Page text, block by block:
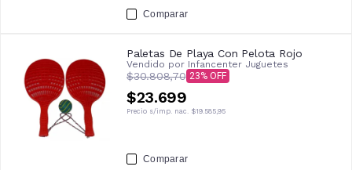
Comparar
Paletas De Playa Con Pelota Rojo
Vendido por Infancenter Juguetes
$30.808,70 23
$23.699
Precio s/imp. nac. $19.585,95
Comparar